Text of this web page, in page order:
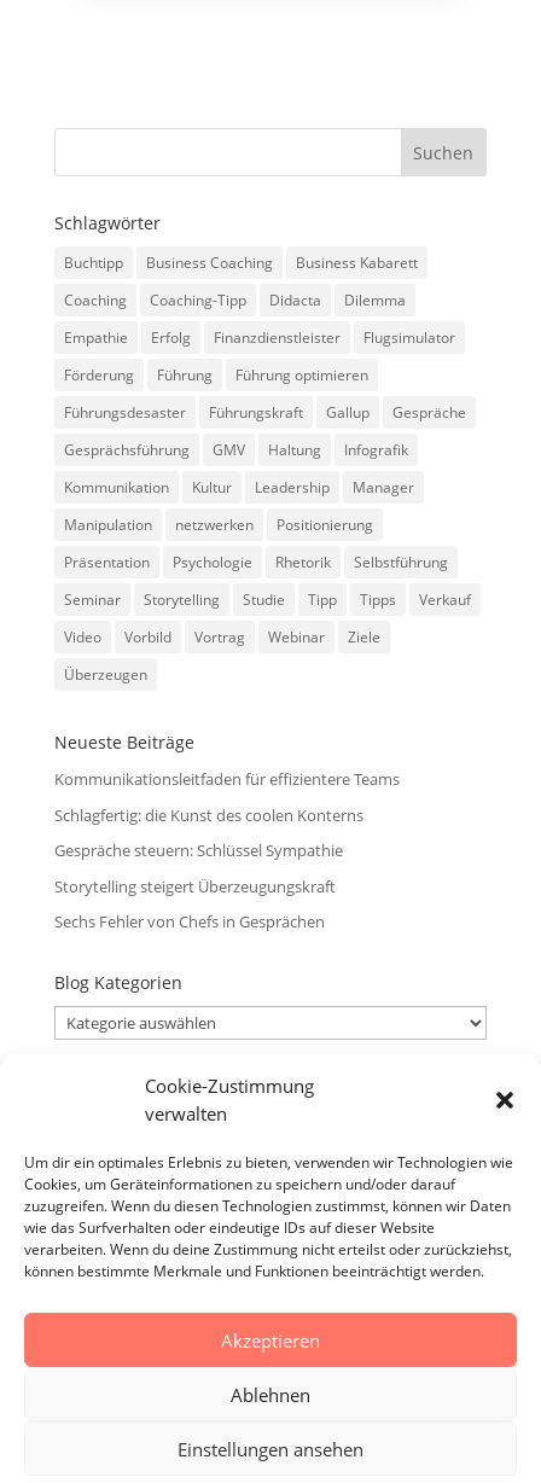
Cookie-Zustimmung
verwalten
Um dir ein optimales Erlebnis zu bieten, verwenden wir Technologien wie
Cookies, um Geräteinformationen zu speichern und/oder darauf
zuzugreifen. Wenn du diesen Technologien zustimmst, können wir Daten
wie das Surfverhalten oder eindeutige IDs auf dieser Website
verarbeiten. Wenn du deine Zustimmung nicht erteilst oder zurückziehst,
können bestimmte Merkmale und Funktionen beeinträchtigt werden.
Akzeptieren
Ablehnen
Einstellungen ansehen
Schlagwörter
Buchtipp Business Coaching
Business Kabarett
Coaching
Coaching-Tipp Didacta
Dilemma
Empathie
Erfolg Finanzdienstleister
Flugsimulator
Förderung
Führung
Führung optimieren
Führungsdesaster
Führungskraft Gallup
Gespräche
Gesprächsführung
GMV Haltung
Infografik
Kommunikation
Kultur Leadership
Manager
Manipulation
netzwerken
Positionierung
Präsentation
Psychologie Rhetorik
Selbstführung
Seminar
Storytelling Studie Tipp Tipps
Verkauf
Video
Vorbild Vortrag Webinar
Ziele
Überzeugen
Neueste Beiträge
Kommunikationsleitfaden für effizientere Teams
Schlagfertig: die Kunst des coolen Konterns
Gespräche steuern: Schlüssel Sympathie
Storytelling steigert Überzeugungskraft
Sechs Fehler von Chefs in Gesprächen
Blog Kategorien
Blog
Kategorien
Verantwortlicher
Verantwortlicher i.S.d. § 18 Abs. 2 MStV:
Jürgen Zirbik, Eichenweg 53, 96149 Breitengüßbach
Impressum Datenschutzerklärung
AGB
Cookie-Richtlinie (EU)